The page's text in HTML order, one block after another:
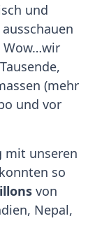
und
Wow…wir
(mehr
und vor
mit unseren
so
von
Nepal,